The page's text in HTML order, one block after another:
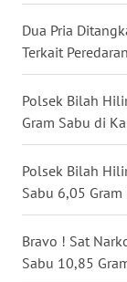
Dua Pria
Terkait
Polsek Bilah
Gram Sabu di
Polsek Bilah
Sabu 6,05
Bravo ! Sat
Sabu 10,85
WN
BOGOR
WN
DEPOK
WN
TAPANULI
SAMOSIR